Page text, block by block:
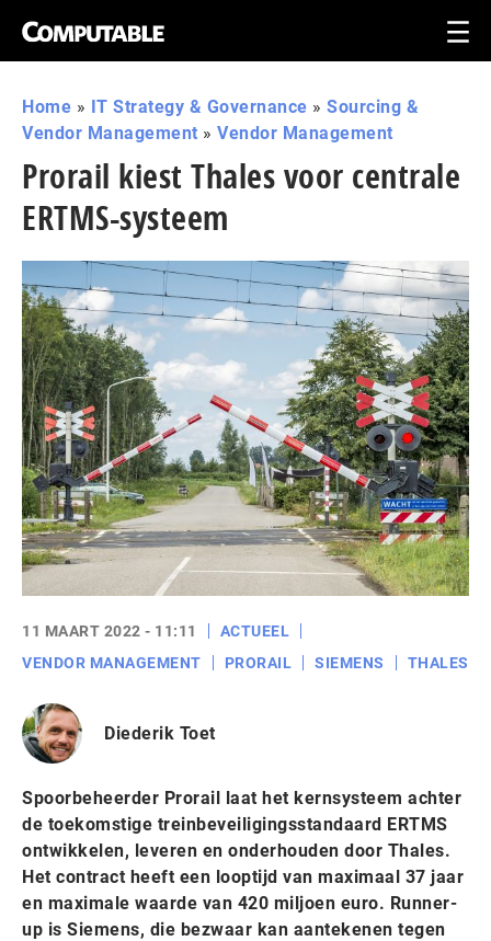
Home » IT Strategy & Governance » Sourcing &
Vendor Management » Vendor Management
Prorail kiest Thales voor centrale
ERTMS-systeem
11 MAART 2022 - 11:11
ACTUEEL
VENDOR MANAGEMENT
PRORAIL SIEMENS THALES
Diederik Toet
Spoorbeheerder Prorail laat het kernsysteem achter
de toekomstige treinbeveiligingsstandaard ERTMS
ontwikkelen, leveren en onderhouden door Thales.
Het contract heeft een looptijd van maximaal 37 jaar
en maximale waarde van 420 miljoen euro. Runner-
up is Siemens, die bezwaar kan aantekenen tegen